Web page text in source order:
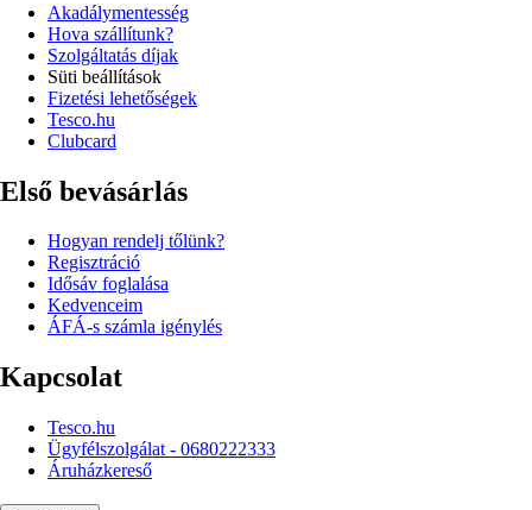
Akadálymentesség
Hova szállítunk?
Szolgáltatás díjak
Süti beállítások
Fizetési lehetőségek
Tesco.hu
Clubcard
Első bevásárlás
Hogyan rendelj tőlünk?
Regisztráció
Idősáv foglalása
Kedvenceim
ÁFÁ-s számla igénylés
Kapcsolat
Tesco.hu
Ügyfélszolgálat - 0680222333
Áruházkereső